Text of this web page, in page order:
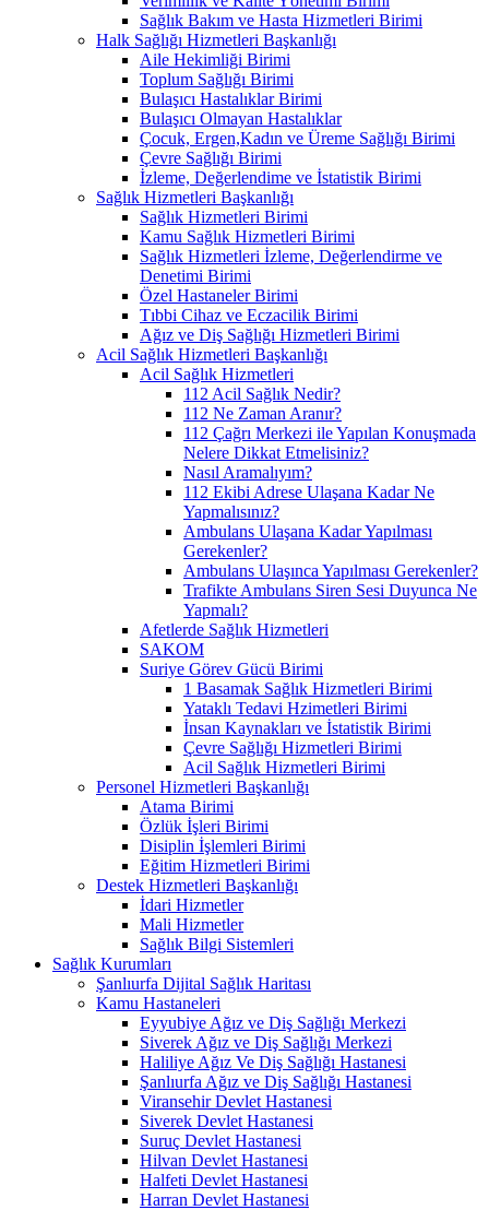
Sağlık Bakım ve Hasta Hizmetleri Birimi
Halk Sağlığı Hizmetleri Başkanlığı
Aile Hekimliği Birimi
Toplum Sağlığı Birimi
Bulaşıcı Hastalıklar Birimi
Bulaşıcı Olmayan Hastalıklar
Çocuk, Ergen,Kadın ve Üreme Sağlığı Birimi
Çevre Sağlığı Birimi
İzleme, Değerlendime ve İstatistik Birimi
Sağlık Hizmetleri Başkanlığı
Sağlık Hizmetleri Birimi
Kamu Sağlık Hizmetleri Birimi
Sağlık Hizmetleri İzleme, Değerlendirme ve
Denetimi Birimi
Özel Hastaneler Birimi
Tıbbi Cihaz ve Eczacilik Birimi
Ağız ve Diş Sağlığı Hizmetleri Birimi
Acil Sağlık Hizmetleri Başkanlığı
Acil Sağlık Hizmetleri
112 Acil Sağlık Nedir?
112 Ne Zaman Aranır?
112 Çağrı Merkezi ile Yapılan Konuşmada
Nelere Dikkat Etmelisiniz?
Nasıl Aramalıyım?
112 Ekibi Adrese Ulaşana Kadar Ne
Yapmalısınız?
Ambulans Ulaşana Kadar Yapılması
Gerekenler?
Ambulans Ulaşınca Yapılması Gerekenler?
Trafikte Ambulans Siren Sesi Duyunca Ne
Yapmalı?
Afetlerde Sağlık Hizmetleri
SAKOM
Suriye Görev Gücü Birimi
1 Basamak Sağlık Hizmetleri Birimi
Yataklı Tedavi Hzimetleri Birimi
İnsan Kaynakları ve İstatistik Birimi
Çevre Sağlığı Hizmetleri Birimi
Acil Sağlık Hizmetleri Birimi
Personel Hizmetleri Başkanlığı
Atama Birimi
Özlük İşleri Birimi
Disiplin İşlemleri Birimi
Eğitim Hizmetleri Birimi
Destek Hizmetleri Başkanlığı
İdari Hizmetler
Mali Hizmetler
Sağlık Bilgi Sistemleri
Sağlık Kurumları
Şanlıurfa Dijital Sağlık Haritası
Kamu Hastaneleri
Eyyubiye Ağız ve Diş Sağlığı Merkezi
Siverek Ağız ve Diş Sağlığı Merkezi
Haliliye Ağız Ve Diş Sağlığı Hastanesi
Şanlıurfa Ağız ve Diş Sağlığı Hastanesi
Viransehir Devlet Hastanesi
Siverek Devlet Hastanesi
Suruç Devlet Hastanesi
Hilvan Devlet Hastanesi
Halfeti Devlet Hastanesi
Harran Devlet Hastanesi